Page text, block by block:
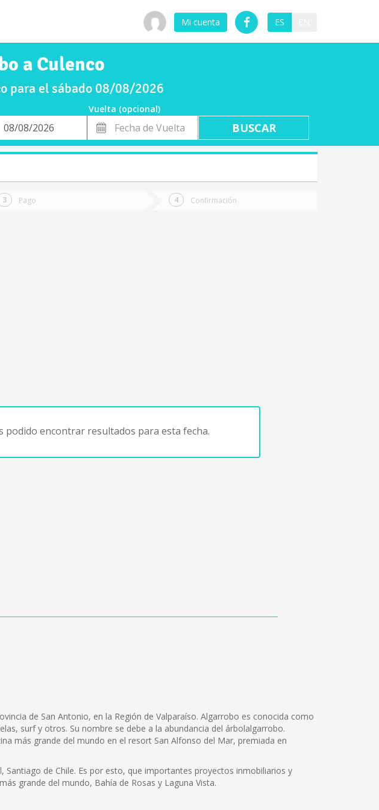
Mi cuenta ES
a Culenco
para el sábado 08/08/2026
Vuelta (opcional)
Fecha
de
Vuelta
Pago Confirmación
podido encontrar resultados para esta fecha.
de San Antonio, en la Región de Valparaíso. Algarrobo es conocida como
surf y otros. Su nombre se debe a la abundancia del árbolalgarrobo.
más grande del mundo en el resort San Alfonso del Mar, premiada en
de Chile. Es por esto, que importantes proyectos inmobiliarios y
grande del mundo, Bahía de Rosas y Laguna Vista.